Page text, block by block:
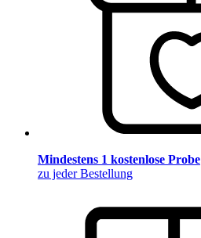
Mindestens 1 kostenlose Probe
zu jeder Bestellung